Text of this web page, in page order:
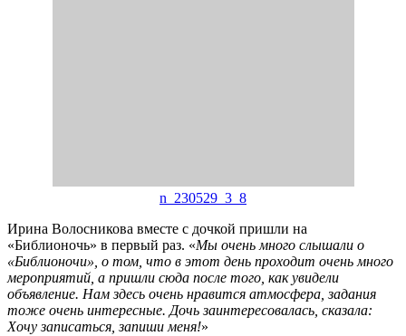
n_230529_3_8
Ирина Волосникова вместе с дочкой пришли на
«Библионочь» в первый раз. «Мы очень много слышали о
«Библионочи», о том, что в этот день проходит очень много
мероприятий, а пришли сюда после того, как увидели
объявление. Нам здесь очень нравится атмосфера, задания
тоже очень интересные. Дочь заинтересовалась, сказала:
Хочу записаться, запиши меня!»